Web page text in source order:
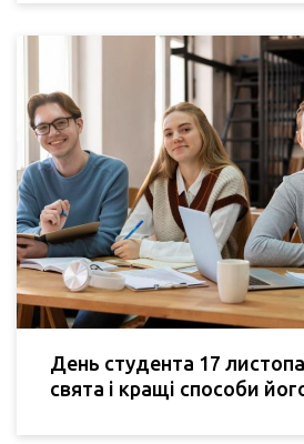
День студента 17
свята і кращі способи